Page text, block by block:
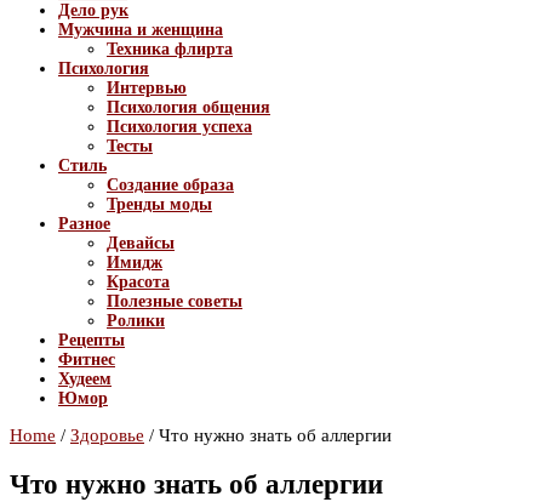
Дело рук
Мужчина и женщина
Техника флирта
Психология
Интервью
Психология общения
Психология успеха
Тесты
Стиль
Создание образа
Тренды моды
Разное
Девайсы
Имидж
Красота
Полезные советы
Ролики
Рецепты
Фитнес
Худеем
Юмор
Home / Здоровье / Что нужно знать об аллергии
Что нужно знать об аллергии